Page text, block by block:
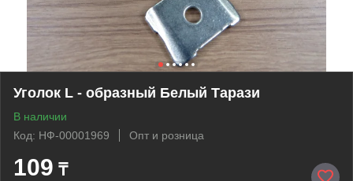
Уголок L - образный Белый Тарази
В наличии
Код: НФ-00001969
Опт и розница
109 ₸